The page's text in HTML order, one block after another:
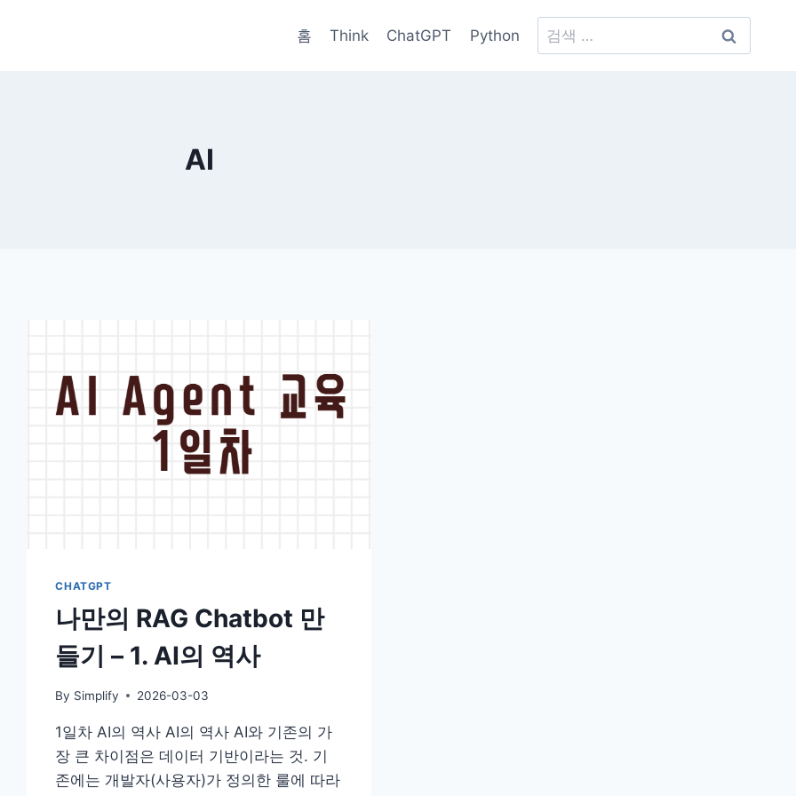
홈 Think ChatGPT Python
검
색:
AI
CHATGPT
나만의 RAG Chatbot 만
들기 – 1. AI의 역사
By Simplify 2026-03-03
1일차 AI의 역사 AI의 역사 AI와 기존의 가
장 큰 차이점은 데이터 기반이라는 것. 기
존에는 개발자(사용자)가 정의한 룰에 따라